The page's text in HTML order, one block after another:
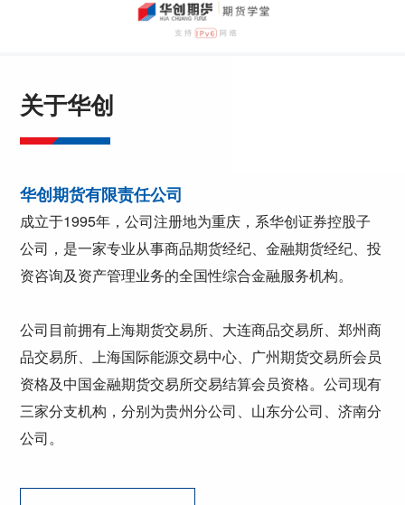
关于华创
华创期货有限责任公司
成立于1995年，公司注册地为重庆，系华创证券控股子
公司，是一家专业从事商品期货经纪、金融期货经纪、投
资咨询及资产管理业务的全国性综合金融服务机构。
公司目前拥有上海期货交易所、大连商品交易所、郑州商
品交易所、上海国际能源交易中心、广州期货交易所会员
资格及中国金融期货交易所交易结算会员资格。公司现有
三家分支机构，分别为贵州分公司、山东分公司、济南分
公司。